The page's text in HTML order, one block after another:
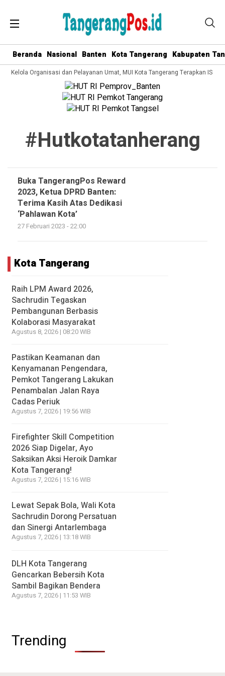
Beranda Nasional Banten Kota Tangerang Kabupaten
Kelola Organisasi dan Pelayanan Umat, MUI Kota Tangerang Terapkan ISO
#hutkotatanherang
Buka TangerangPos Reward
2023, Ketua DPRD Banten:
Terima Kasih Atas Dedikasi
‘Pahlawan Kota’
27 Februari 2023 - 22:00
Kota Tangerang
Raih LPM Award 2026,
Sachrudin Tegaskan
Pembangunan Berbasis
Kolaborasi Masyarakat
Agustus 8, 2026 | 08:20 WIB
Pastikan Keamanan dan
Kenyamanan Pengendara,
Pemkot Tangerang Lakukan
Penambalan Jalan Raya
Cadas Periuk
Agustus 7, 2026 | 19:56 WIB
Firefighter Skill Competition
2026 Siap Digelar, Ayo
Saksikan Aksi Heroik Damkar
Kota Tangerang!
Agustus 7, 2026 | 15:16 WIB
Lewat Sepak Bola, Wali Kota
Sachrudin Dorong Persatuan
dan Sinergi Antarlembaga
Agustus 7, 2026 | 13:18 WIB
DLH Kota Tangerang
Gencarkan Bebersih Kota
Sambil Bagikan Bendera
Agustus 7, 2026 | 11:53 WIB
Trending